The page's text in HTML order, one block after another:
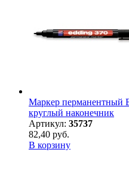
Маркер перманентный
круглый наконечник
Артикул: 35737
82,40 руб.
В корзину